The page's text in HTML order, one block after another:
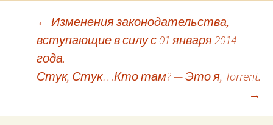
Навигация по записям
← Изменения законодательства,
вступающие в силу с 01 января 2014
года.
Стук, Стук…Кто там? — Это я, Torrent.
→